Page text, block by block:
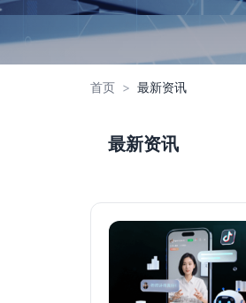
首页 > 最新资讯
最新资讯